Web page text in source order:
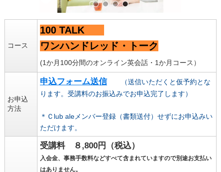
サンプル画像3
サンプル画像2
コース
100 TALK
ワンハンドレッド・トーク
(1か月100分間のオンライン英会話・1か月コース）
お申込
方法
申込フォーム送信（送信いただくと仮予約とな
ります。受講料のお振込みでお申込完了します）
＊Ｃlub aleメンバー登録（書類送付）せずにお申込みい
ただけます。
受講料 ８,800円（税込）
入会金、事務手数料などすべて含まれていますので別途お支払い
はありません。